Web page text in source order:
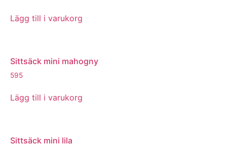
Lägg till i varukorg
Sittsäck mini mahogny
595
Lägg till i varukorg
Sittsäck mini lila